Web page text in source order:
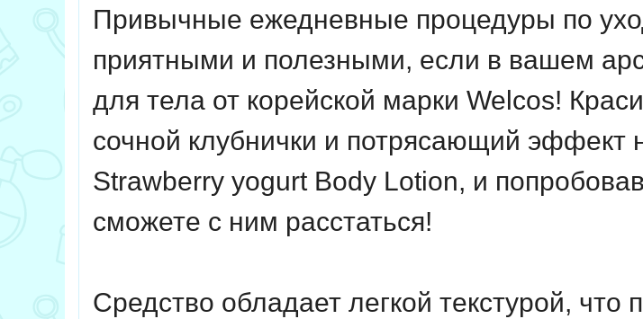
Привычные ежедневные процедуры по
приятными и полезными, если в вашем
для тела от корейской марки Welcos!
сочной клубнички и потрясающий эффект
Strawberry yogurt Body Lotion, и
сможете с ним расстаться!
Средство обладает легкой текстурой, что